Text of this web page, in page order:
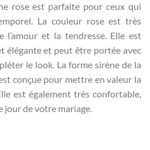
rose est parfaite pour ceux qui
La couleur rose est très
l’amour et la tendresse. Elle est
élégante et peut être portée avec
le look. La forme sirène de la
conçue pour mettre en valeur la
est également très confortable,
jour de votre mariage.